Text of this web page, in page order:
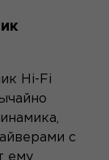
Hi-Fi
с
ему